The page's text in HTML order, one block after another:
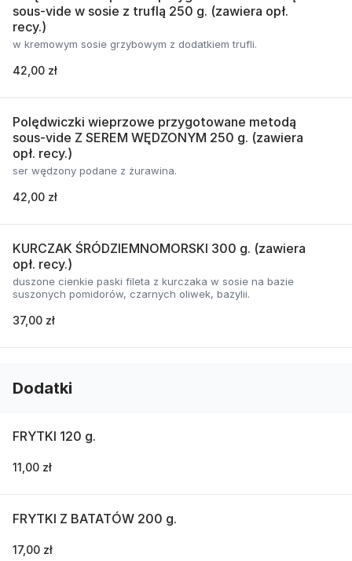
sous-vide w sosie z truflą 250 g. (zawiera opł.
recy.)
w kremowym sosie grzybowym z dodatkiem trufli.
42,00 zł
Polędwiczki wieprzowe przygotowane metodą
sous-vide Z SEREM WĘDZONYM 250 g. (zawiera
opł. recy.)
ser wędzony podane z żurawina.
42,00 zł
KURCZAK ŚRÓDZIEMNOMORSKI 300 g. (zawiera
opł. recy.)
duszone cienkie paski fileta z kurczaka w sosie na bazie
suszonych pomidorów, czarnych oliwek, bazylii.
37,00 zł
Dodatki
FRYTKI 120 g.
11,00 zł
FRYTKI Z BATATÓW 200 g.
17,00 zł